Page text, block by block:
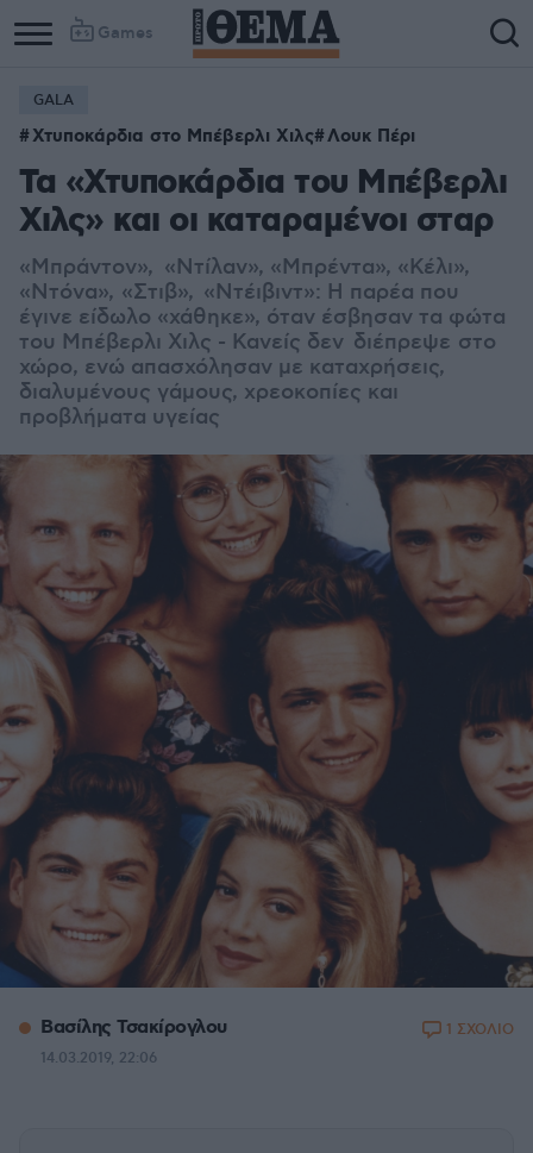
Games
GALA
Χτυποκάρδια στο Μπέβερλι Χιλς Λουκ Πέρι
Τα «Χτυποκάρδια του Μπέβερλι
Χιλς» και οι καταραμένοι σταρ
«Μπράντον», «Ντίλαν», «Μπρέντα», «Κέλι»,
«Ντόνα», «Στιβ», «Ντέιβιντ»: Η παρέα που
έγινε είδωλο «χάθηκε», όταν έσβησαν τα φώτα
του Μπέβερλι Χιλς - Κανείς δεν διέπρεψε στο
χώρο, ενώ απασχόλησαν με καταχρήσεις,
διαλυμένους γάμους, χρεοκοπίες και
προβλήματα υγείας
Βασίλης Τσακίρογλου
14.03.2019, 22:06
1 ΣΧΟΛΙΟ